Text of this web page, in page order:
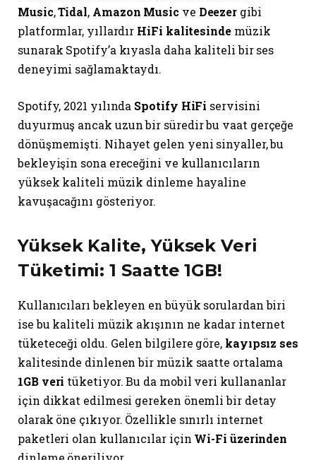
Music,Tidal, Amazon Music ve Deezer gibi
platformlar, yıllardır HiFi kalitesindemüzik
sunarak Spotify’a kıyasla daha kaliteli bir ses
deneyimi sağlamaktaydı.
Spotify, 2021 yılında Spotify HiFi servisini
duyurmuş ancak uzun bir süredir bu vaat gerçeğe
dönüşmemişti. Nihayet gelen yeni sinyaller, bu
bekleyişin sona ereceğini ve kullanıcıların
yüksek kaliteli müzik dinleme hayaline
kavuşacağını gösteriyor.
Yüksek Kalite, Yüksek Veri
Tüketimi: 1 Saatte 1GB!
Kullanıcıları bekleyen en büyük sorulardan biri
ise bu kaliteli müzik akışının ne kadar internet
tüketeceği oldu. Gelen bilgilere göre, kayıpsız ses
kalitesinde dinlenen bir müzik saatte ortalama
1GB veri tüketiyor. Bu da mobil veri kullananlar
için dikkat edilmesi gereken önemli bir detay
olarak öne çıkıyor. Özellikle sınırlı internet
paketleri olan kullanıcılar için Wi-Fi üzerinden